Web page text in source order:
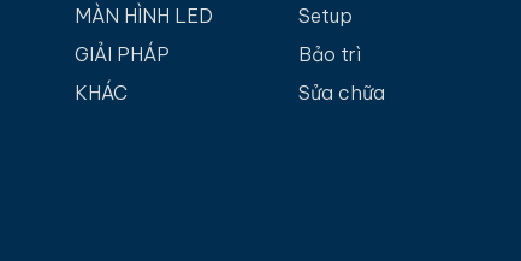
MÀN HÌNH LED
GIẢI PHÁP
KHÁC
Setup
Bảo trì
Sửa chữa